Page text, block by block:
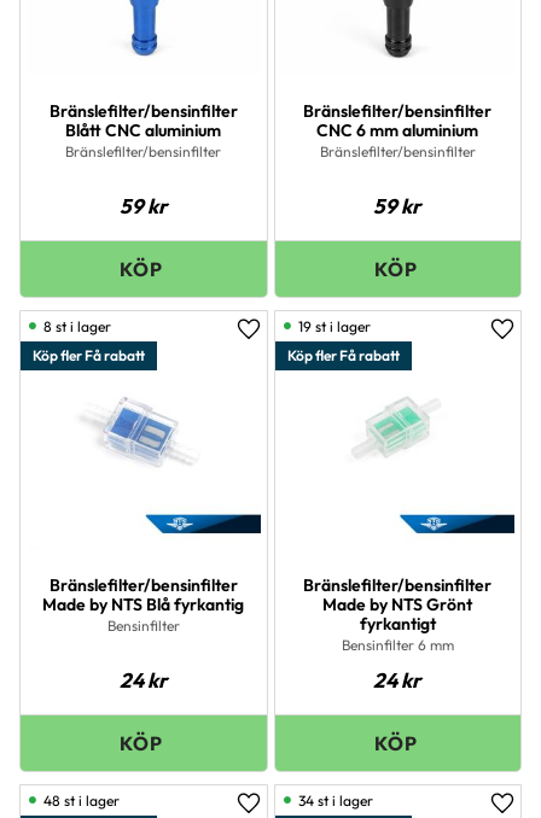
Bränslefilter/bensinfilter
Blått CNC aluminium
Bränslefilter/bensinfilter
59kr
Bränslefilter/bensinfilter
CNC 6 mm aluminium
Bränslefilter/bensinfilter
59kr
Bränslefilter/bensinfilter
Made by NTS Blå fyrkantig
Bensinfilter
24kr
Köp fler Få rabatt
Lägg till i favoriter
8 st i lager
Bränslefilter/bensinfilter
Made by NTS Grönt
fyrkantigt
Bensinfilter 6 mm
24kr
Köp fler Få rabatt
19 st i lager
48 st i lager 34 st i lager